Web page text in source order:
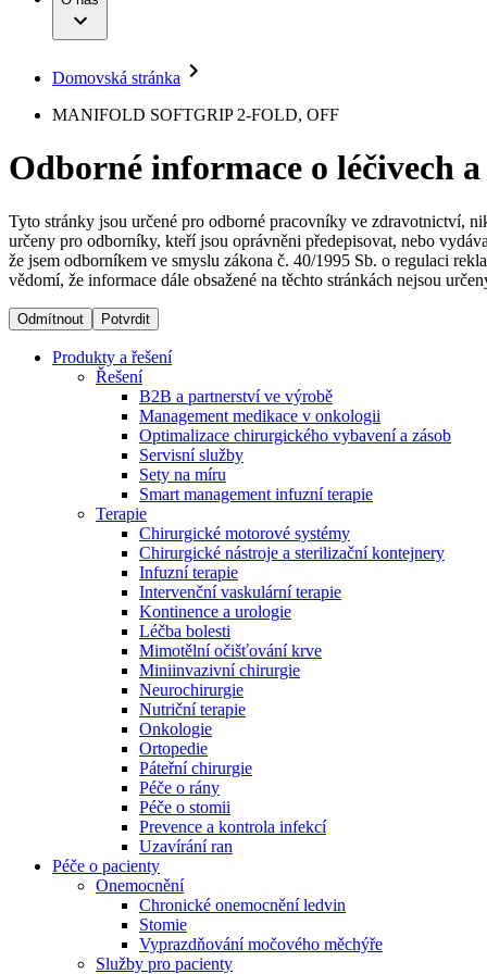
Léčba bolesti
Mimotělní očišťování krve
Neurochirurgie
Onkologie
Ortopedie
Péče o rány
Péče o stomii
Prevence a kontrola infekcí
Uzavírání ran
Terapie
Onemocnění
B. Braun Avitum
Vaše příležitost​
Nabídky pracovních míst
Objevte své kariérní příležitosti ​v B. Braun. Vyhledejte náš trh
Média
Tiskové zprávy
Kontakt
Registrace k odběru newsletteru
Společnost
Odpovědnost
Domovská stránka
MANIFOLD SOFTGRIP 2-FOLD, OFF
Odborné informace o léčivech
Tyto stránky jsou určené pro odborné pracovníky ve zdravotnictví,
určeny pro odborníky, kteří jsou oprávněni předepisovat, nebo
že jsem odborníkem ve smyslu zákona č. 40/1995 Sb. o regulaci
vědomí, že informace dále obsažené na těchto stránkách nejsou
Odmítnout Potvrdit
Produkty a řešení
Řešení
B2B a partnerství ve výrobě
Management medikace v onkologii
Optimalizace chirurgického vybavení a zásob
Servisní služby
Sety na míru
Smart management infuzní terapie​
Terapie
Chirurgické motorové systémy
Chirurgické nástroje a sterilizační kontejnery
Infuzní terapie
Intervenční vaskulární terapie
Kontinence a urologie
Léčba bolesti
Mimotělní očišťování krve
Miniinvazivní chirurgie
Neurochirurgie
Nutriční terapie
Onkologie
Ortopedie
Páteřní chirurgie
Péče o rány
Péče o stomii
Prevence a kontrola infekcí
Uzavírání ran
Péče o pacienty
Onemocnění
Chronické onemocnění ledvin
Stomie
Vyprazdňování močového měchýře
Služby pro pacienty